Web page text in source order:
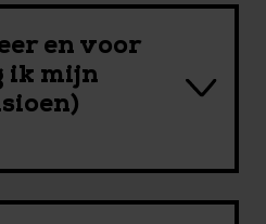
en voor
ik mijn